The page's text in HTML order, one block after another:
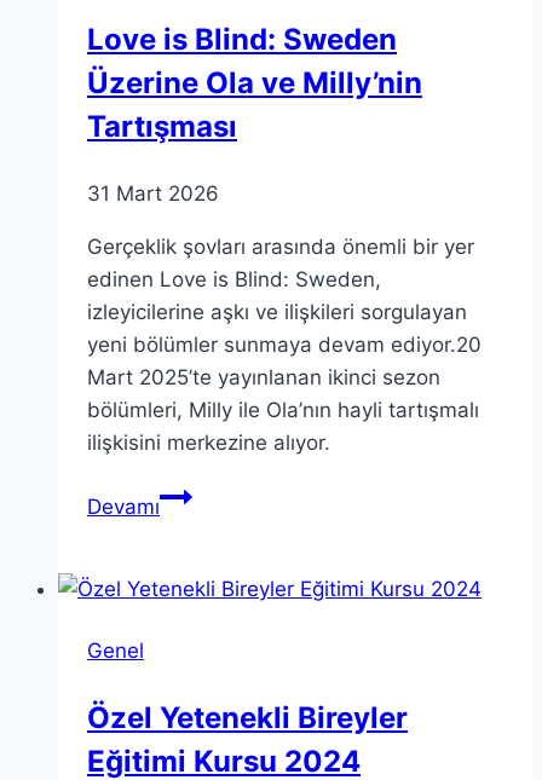
Love is Blind: Sweden
Üzerine Ola ve Milly’nin
Tartışması
31 Mart 2026
Gerçeklik şovları arasında önemli bir yer
edinen Love is Blind: Sweden,
izleyicilerine aşkı ve ilişkileri sorgulayan
yeni bölümler sunmaya devam ediyor.20
Mart 2025’te yayınlanan ikinci sezon
bölümleri, Milly ile Ola’nın hayli tartışmalı
ilişkisini merkezine alıyor.
DevamıLove
Sweden
Milly’nin
Tartışması
Genel
Özel Yetenekli Bireyler
Eğitimi Kursu 2024